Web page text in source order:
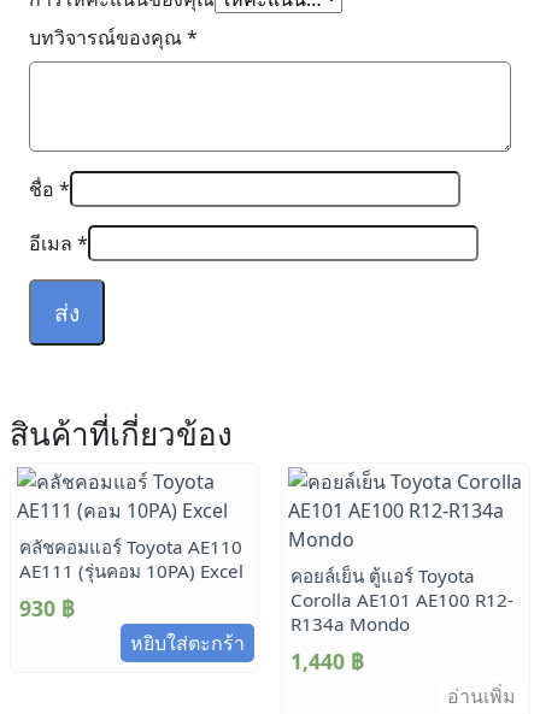
บทวิจารณ์ของคุณ*
ชื่อ *
อีเมล *
สินค้าที่เกี่ยวข้อง
คลัชคอมแอร์ Toyota AE110
AE111 (รุ่นคอม 10PA) Excel
930 ฿
หยิบใส่ตะกร้า
คอยล์เย็น ตู้แอร์ Toyota
Corolla AE101 AE100 R12-
R134a Mondo
1,440 ฿
อ่านเพิ่ม